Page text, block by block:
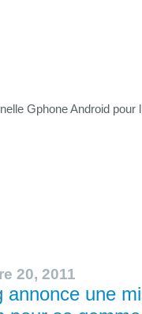
Gphone Android pour
20, 2011
annonce une